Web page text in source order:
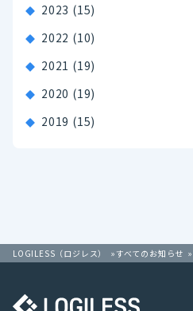
2023 (15)
2022 (10)
2021 (19)
2020 (19)
2019 (15)
LOGILESS（ロジレス） すべてのお知らせ